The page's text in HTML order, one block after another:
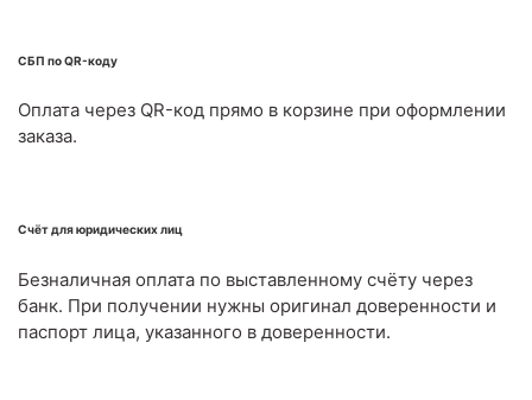
СБП по QR-коду
Оплата через QR-код прямо в корзине при оформлении
заказа.
Счёт для юридических лиц
Безналичная оплата по выставленному счёту через
банк. При получении нужны оригинал доверенности и
паспорт лица, указанного в доверенности.